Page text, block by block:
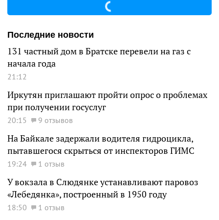
Последние новости
131 частный дом в Братске перевели на газ с
начала года
21:12
Иркутян приглашают пройти опрос о проблемах
при получении госуслуг
20:15 9 отзывов
На Байкале задержали водителя гидроцикла,
пытавшегося скрыться от инспекторов ГИМС
19:24 1 отзыв
У вокзала в Слюдянке устанавливают паровоз
«Лебедянка», построенный в 1950 году
18:50
1 отзыв